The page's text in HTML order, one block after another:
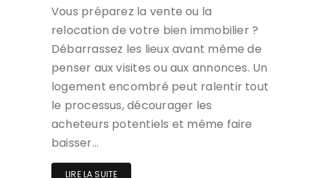
Vous préparez la vente ou la
relocation de votre bien immobilier ?
Débarrassez les lieux avant même de
penser aux visites ou aux annonces. Un
logement encombré peut ralentir tout
le processus, décourager les
acheteurs potentiels et même faire
baisser…
LIRE LA SUITE